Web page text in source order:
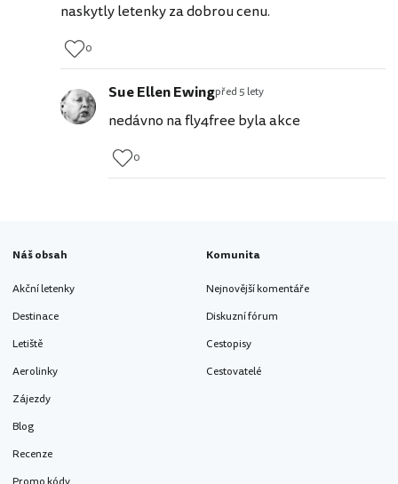
naskytly letenky za dobrou cenu.
0
Sue Ellen Ewingpřed 5 lety
nedávno na fly4free byla akce
0
Náš obsah
Akční letenky
Destinace
Letiště
Aerolinky
Zájezdy
Blog
Recenze
Komunita
Nejnovější komentáře
Diskuzní fórum
Cestopisy
Cestovatelé